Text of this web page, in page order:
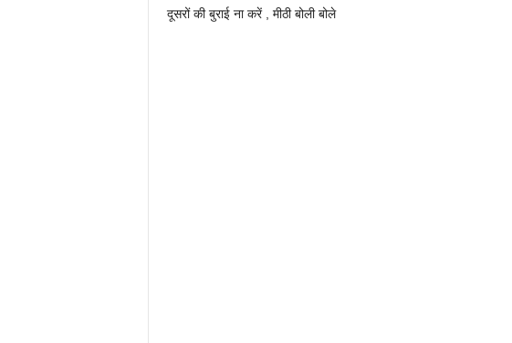
दूसरों की बुराई ना करें , मीठी बोली बोले